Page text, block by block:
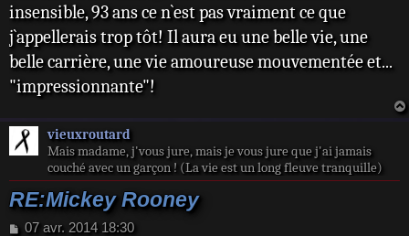
insensible, 93 ans ce n`est pas vraiment ce que
j`appellerais trop tôt! Il aura eu une belle vie, une
belle carrière, une vie amoureuse mouvementée et...
"impressionnante"!
vieuxroutard
Mais madame, j'vous jure, mais je vous jure que j'ai jamais
couché avec un garçon ! (La vie est un long fleuve tranquille)
RE:Mickey Rooney
M
07 avr. 2014 18:30